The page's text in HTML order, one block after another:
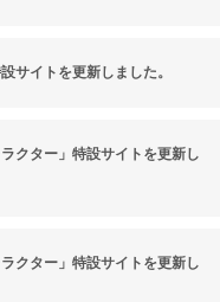
サイトを更新しました。
クター」特設サイトを更新し
クター」特設サイトを更新し